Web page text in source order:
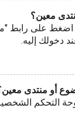
معين؟
على رابط
دخولك إليه.
أو منتدى
التحكم